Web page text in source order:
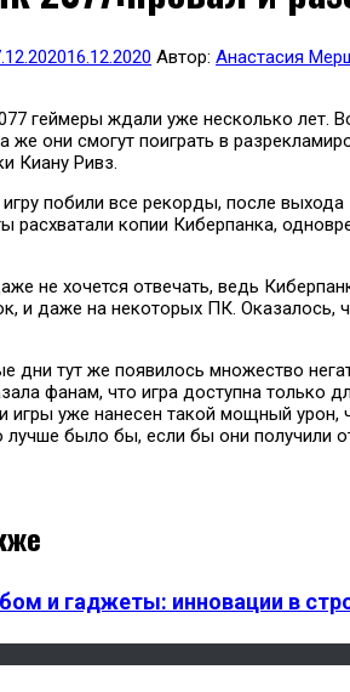
16.12.2020 Автор: Анастасия
геймеры ждали уже несколько лет.
же они смогут поиграть в
Киану Ривз.
побили все рекорды, после выхода
расхватали копии Киберпанка,
не хочется отвечать, ведь
и даже на некоторых ПК. Оказалось,
дни тут же появилось множество
фанам, что игра доступна
игры уже нанесен такой мощный
было бы, если бы они получили
и гаджеты: инновации в